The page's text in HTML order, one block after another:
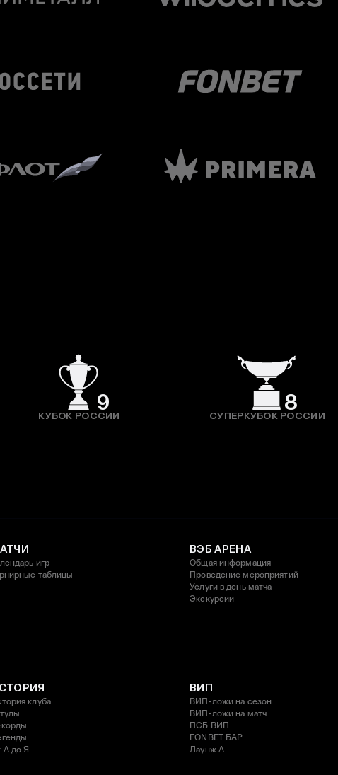
9
КУБОК РОССИИ
8
СУПЕРКУБОК РОССИИ
игр
таблицы
ВЭБ АРЕНА
Общая информация
Проведение мероприятий
Услуги в день матча
Экскурсии
клуба
А до Я
ВИП
ВИП-ложи на сезон
ВИП-ложи на матч
ПСБ ВИП
FONBET БАР
Лаунж A